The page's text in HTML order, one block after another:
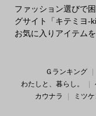
ファッション選びで
グサイト「キテミヨ-
お気に入りアイテム
Ｇランキング
わたしと、暮らし。
カウナラ
ミツケ